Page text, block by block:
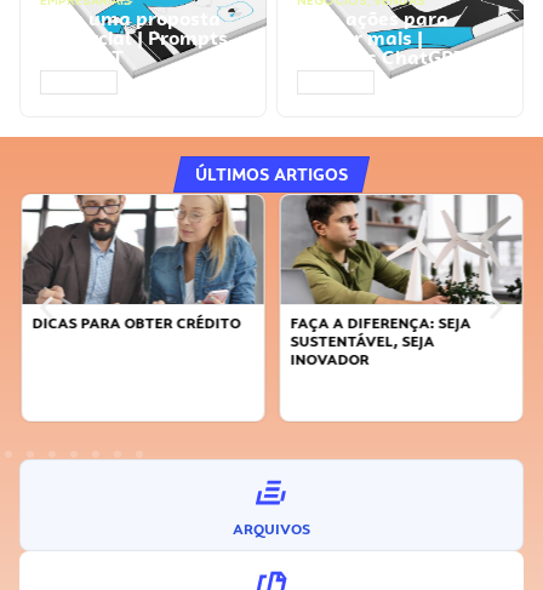
Faça uma proposta
comercial | Prompts
ChatGPT
Faça ações para
vender mais |
Prompts ChatGPT
ÚLTIMOS ARTIGOS
DICAS PARA OBTER CRÉDITO
FAÇA A DIFERENÇA: SEJA
SUSTENTÁVEL, SEJA
INOVADOR
ARQUIVOS